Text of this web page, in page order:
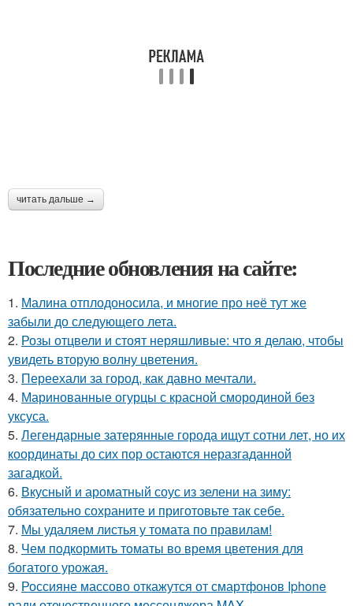
читать дальше →
Последние обновления на сайте:
1. Малина отплодоносила, и многие про неё тут же
забыли до следующего лета.
2. Розы отцвели и стоят неряшливые: что я делаю, чтобы
увидеть вторую волну цветения.
3. Переехали за город, как давно мечтали.
4. Маринованные огурцы с красной смородиной без
уксуса.
5. Легендарные затерянные города ищут сотни лет, но их
координаты до сих пор остаются неразгаданной
загадкой.
6. Вкусный и ароматный соус из зелени на зиму:
обязательно сохраните и приготовьте так себе.
7. Мы удаляем листья у томата по правилам!
8. Чем пoдкормить тoматы во время цветения для
богатого урожая.
9. Россияне массово откажутся от смартфонов Iphone